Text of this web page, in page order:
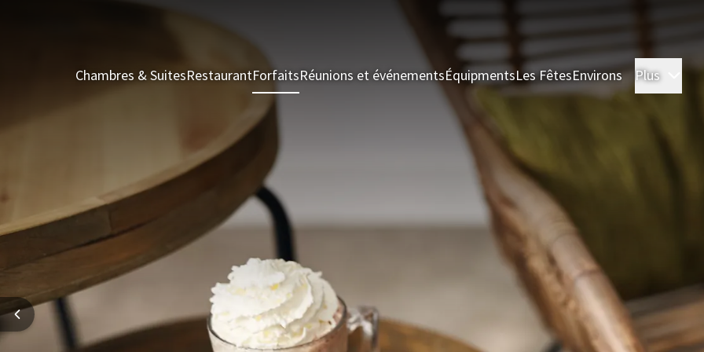
Chambres & SuitesRestaurantForfaitsRéunions et événementsÉquipmentsLes FêtesEnvirons Plus